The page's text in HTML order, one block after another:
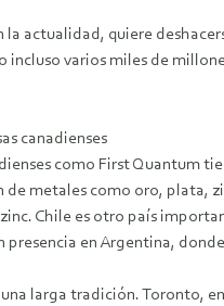
la actualidad, quiere
incluso varios miles de
canadienses
como First Quantum
metales como oro, plata,
Chile es otro país
presencia en Argentina,
larga tradición. Toronto,